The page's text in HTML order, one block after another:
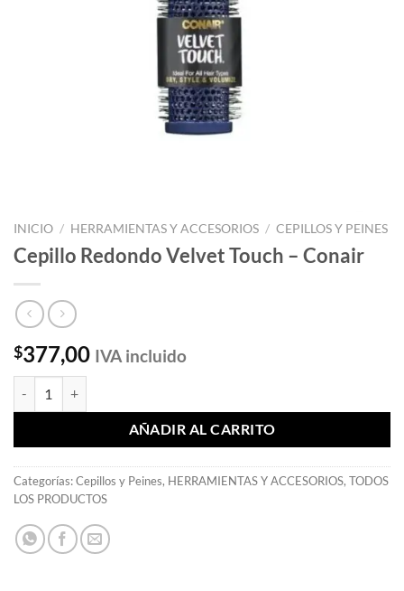
INICIO / HERRAMIENTAS Y ACCESORIOS / CEPILLOS Y PEINES
Cepillo Redondo Velvet Touch – Conair
$377,00 IVA incluido
AÑADIR AL CARRITO
Categorías:Cepillos y Peines, HERRAMIENTAS Y ACCESORIOS, TODOS
LOS PRODUCTOS